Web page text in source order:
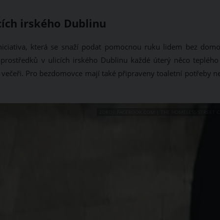
irského Dublinu
která se snaží podat pomocnou ruku lidem bez
v ulicích irského Dublinu každé úterý něco
Pro bezdomovce mají také připraveny toaletní potřeby